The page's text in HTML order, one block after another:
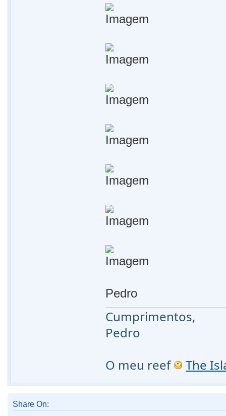
Pedro
Cumprimentos,
Pedro
O meu reef
The
Share On: